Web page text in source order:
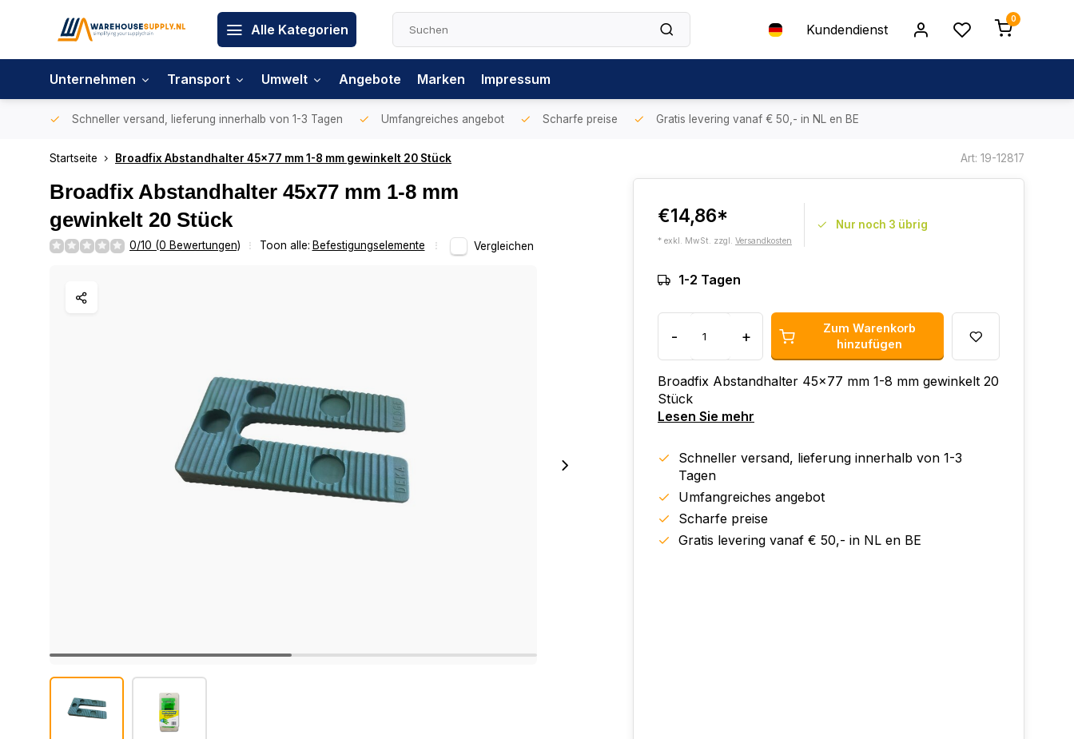
Alle Kategorien Kundendienst
0
Unternehmen Transport Umwelt Angebote Marken Impressum
Schneller versand, lieferung innerhalb von 1-3 Tagen Umfangreiches angebot Scharfe preise Gratis levering vanaf € 50,- in NL en BE
Startseite Broadfix Abstandhalter 45x77 mm 1-8 mm gewinkelt 20 Stück Art: 19-12817
Broadfix Abstandhalter 45x77 mm 1-8 mm
gewinkelt 20 Stück
0/10 (0 Bewertungen) Toon alle: Befestigungselemente Vergleichen
€14,86*
* exkl. MwSt. zzgl. Versandkosten
Nur noch 3 übrig
1-2 Tagen
- +
Zum Warenkorb
hinzufügen
Broadfix Abstandhalter 45x77 mm 1-8 mm gewinkelt 20
Stück
Lesen Sie mehr
Schneller versand, lieferung innerhalb von 1-3
Tagen
Umfangreiches angebot
Scharfe preise
Gratis levering vanaf € 50,- in NL en BE